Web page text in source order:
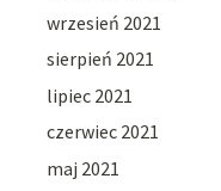
wrzesień 2021
sierpień 2021
lipiec 2021
czerwiec 2021
maj 2021